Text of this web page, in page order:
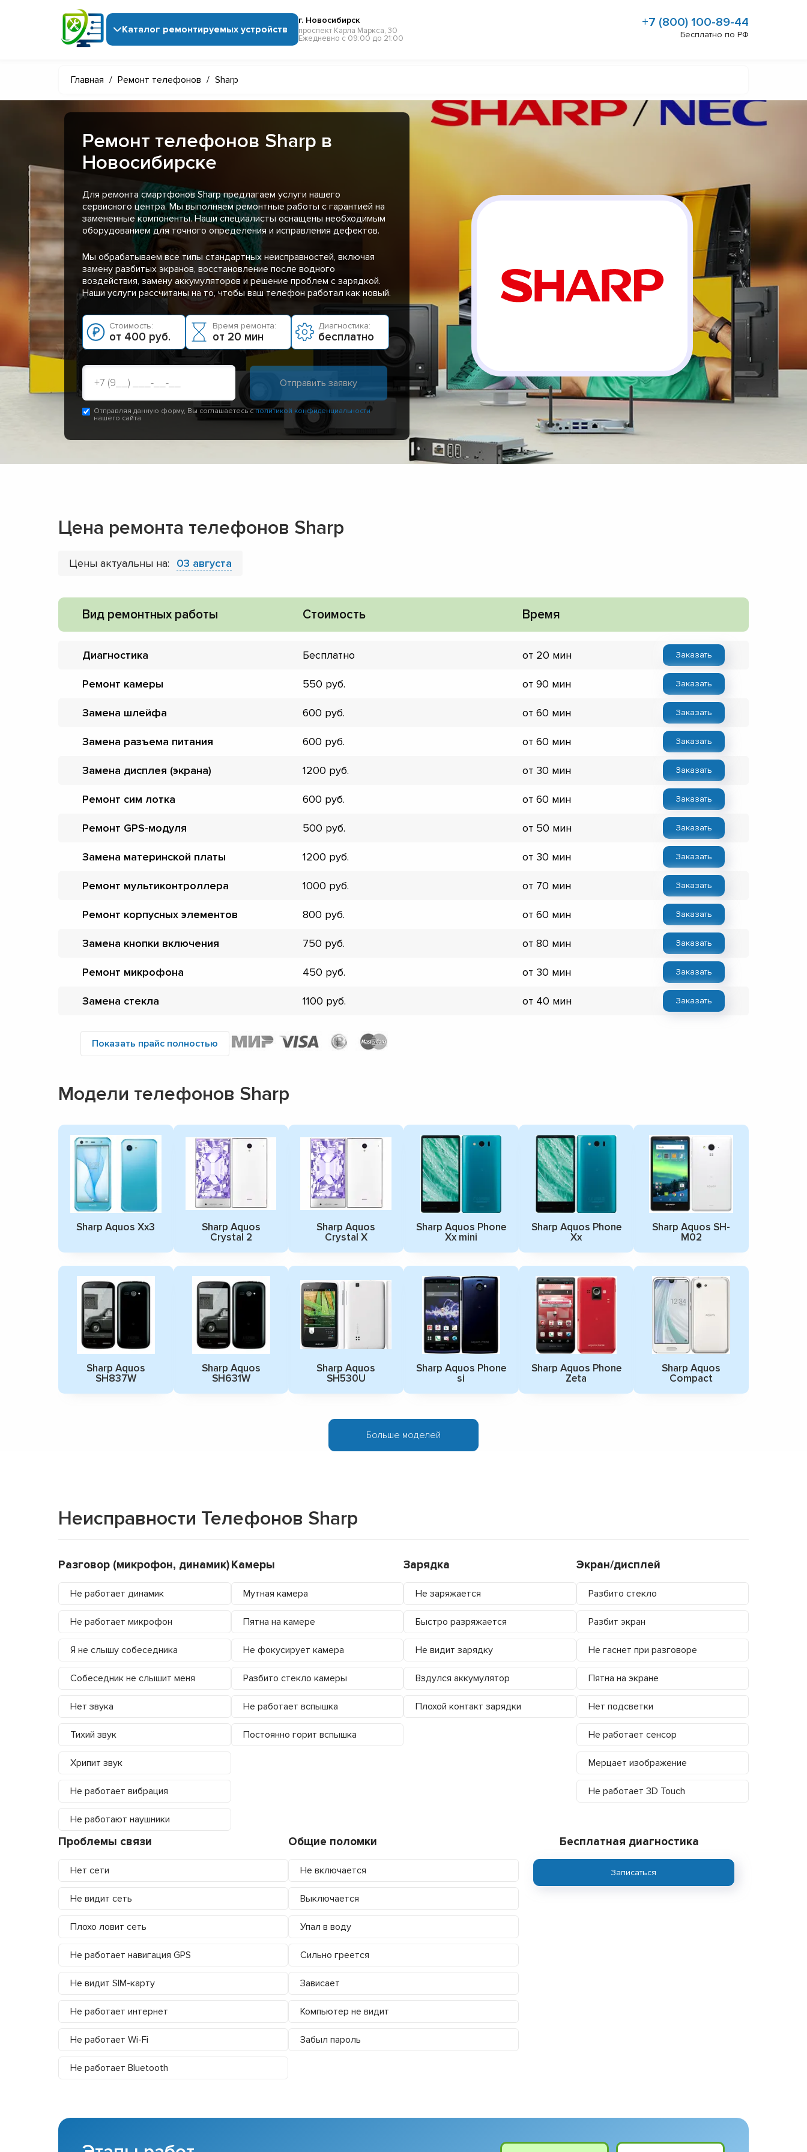
Каталог ремонтируемых устройств
г. Новосибирск
проспект Карла Маркса, 30
Ежедневно с 09:00 до 21:00
+7 (800) 100-89-44
Бесплатно по РФ
Главная / Ремонт телефонов / Sharp
Ремонт телефонов Sharp в
Новосибирске
Для ремонта смартфонов Sharp предлагаем услуги нашего
сервисного центра. Мы выполняем ремонтные работы с гарантией на
замененные компоненты. Наши специалисты оснащены необходимым
оборудованием для точного определения и исправления дефектов.
Мы обрабатываем все типы стандартных неисправностей, включая
замену разбитых экранов, восстановление после водного
воздействия, замену аккумуляторов и решение проблем с зарядкой.
Наши услуги рассчитаны на то, чтобы ваш телефон работал как новый.
Стоимость:
от 400 руб.
Время ремонта:
от 20 мин
Диагностика:
бесплатно
Отправляя данную форму, Вы соглашаетесь сполитикой конфиденциальности
нашего сайта
Цена ремонта телефонов Sharp
Цены актуальны на: 03 августа
Вид ремонтных работы Стоимость Время
Диагностика Бесплатно от 20 мин Заказать
Ремонт камеры 550 от 90 мин Заказать
Замена шлейфа 600 от 60 мин Заказать
Замена разъема питания 600 от 60 мин Заказать
Замена дисплея (экрана) 1200 от 30 мин Заказать
Ремонт сим лотка 600 от 60 мин Заказать
Ремонт GPS-модуля 500 от 50 мин Заказать
Замена материнской платы 1200 от 30 мин Заказать
Ремонт мультиконтроллера 1000 от 70 мин Заказать
Ремонт корпусных элементов 800 от 60 мин Заказать
Замена кнопки включения 750 от 80 мин Заказать
Ремонт микрофона 450 от 30 мин Заказать
Замена стекла 1100 от 40 мин Заказать
Показать прайс полностью
Модели телефонов Sharp
Sharp Aquos Xx3
Sharp Aquos
Crystal 2
Sharp Aquos
Crystal X
Sharp Aquos Phone
Xx mini
Sharp Aquos Phone
Xx
Sharp Aquos SH-
M02
Sharp Aquos
SH837W
Sharp Aquos
SH631W
Sharp Aquos
SH530U
Sharp Aquos Phone
si
Sharp Aquos Phone
Zeta
Sharp Aquos
Compact
Больше моделей
Неисправности Телефонов Sharp
Разговор (микрофон, динамик)
Не работает динамик
Не работает микрофон
Я не слышу собеседника
Собеседник не слышит меня
Нет звука
Тихий звук
Хрипит звук
Не работает вибрация
Не работают наушники
Камеры
Мутная камера
Пятна на камере
Не фокусирует камера
Разбито стекло камеры
Не работает вспышка
Постоянно горит вспышка
Зарядка
Не заряжается
Быстро разряжается
Не видит зарядку
Вздулся аккумулятор
Плохой контакт зарядки
Экран/дисплей
Разбито стекло
Разбит экран
Не гаснет при разговоре
Пятна на экране
Нет подсветки
Не работает сенсор
Мерцает изображение
Не работает 3D Touch
Проблемы связи
Нет сети
Не видит сеть
Плохо ловит сеть
Не работает навигация GPS
Не видит SIM-карту
Не работает интернет
Не работает Wi-Fi
Не работает Bluetooth
Общие поломки
Не включается
Выключается
Упал в воду
Сильно греется
Зависает
Компьютер не видит
Забыл пароль
Бесплатная диагностика
Записаться